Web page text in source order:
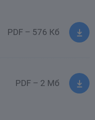
PDF – 576 Кб
PDF – 2 Мб